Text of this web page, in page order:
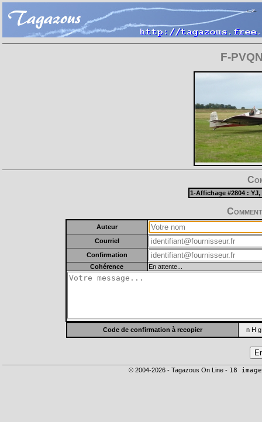
F-
1-Affichage #2804 : YJ,
Auteur
Courriel
Confirmation
Cohérence
En attente...
Code de confirmation à recopier n H
© 2004-2026 - Tagazous On Line - 18